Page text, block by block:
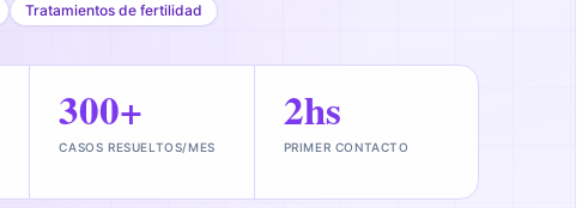
Tratamientos de fertilidad
300+
CASOS RESUELTOS/MES
2hs
PRIMER CONTACTO